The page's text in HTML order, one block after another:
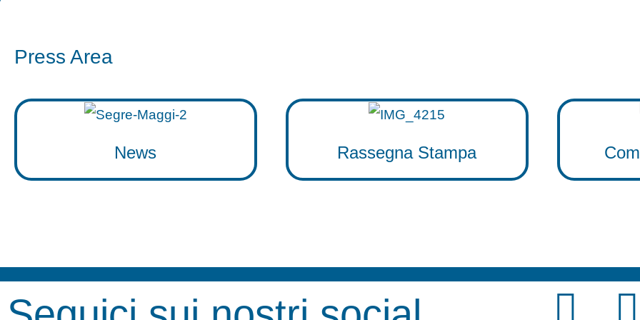
Press Area
News Rassegna Stampa
F T